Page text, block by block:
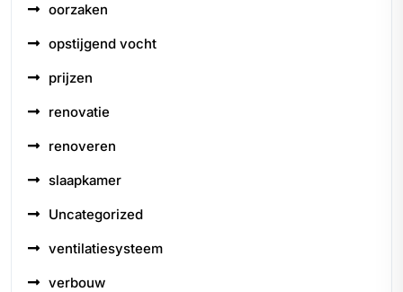
oorzaken
opstijgend vocht
prijzen
renovatie
renoveren
slaapkamer
Uncategorized
ventilatiesysteem
verbouw